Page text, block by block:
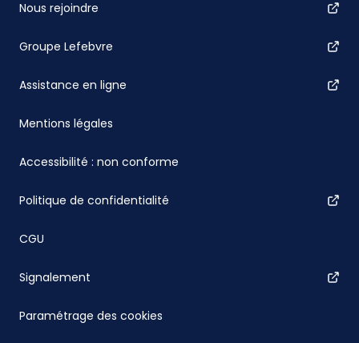
Nous rejoindre
Groupe Lefebvre
Assistance en ligne
Mentions légales
Accessibilité : non conforme
Politique de confidentialité
CGU
Signalement
Paramétrage des cookies